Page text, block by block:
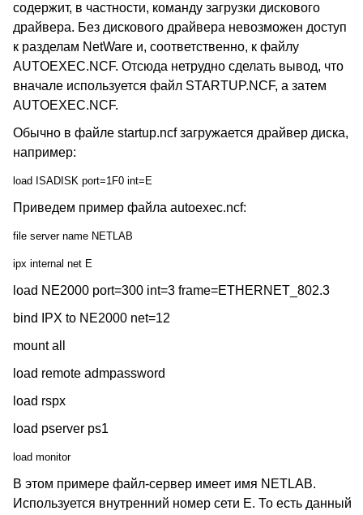
содержит, в частности, команду загрузки дискового
драйвера. Без дискового драйвера невозможен доступ
к разделам NetWare и, соответственно, к файлу
AUTOEXEC.NCF. Отсюда нетрудно сделать вывод, что
вначале используется файл STARTUP.NCF, а затем
AUTOEXEC.NCF.
Обычно в файле startup.ncf загружается драйвер диска,
например:
load ISADISK port=1F0 int=E
Приведем пример файла autoexec.ncf:
file server name NETLAB
ipx internal net E
load NE2000 port=300 int=3 frame=ETHERNET_802.3
bind IPX to NE2000 net=12
mount all
load remote admpassword
load rspx
load pserver ps1
load monitor
В этом примере файл-сервер имеет имя NETLAB.
Используется внутренний номер сети E. То есть данный